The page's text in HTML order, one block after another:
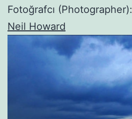
Fotoğrafcı (Photographer):
Neil Howard